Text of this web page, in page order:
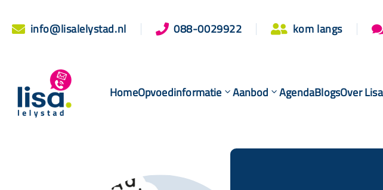
 info@lisalelystad.nl  088-0029922  kom langs
HomeOpvoedinformatie Aanbod AgendaBlogsOver Lisa